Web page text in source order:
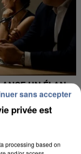
UN ÉLAN
privée est
processing based on
sans accepter